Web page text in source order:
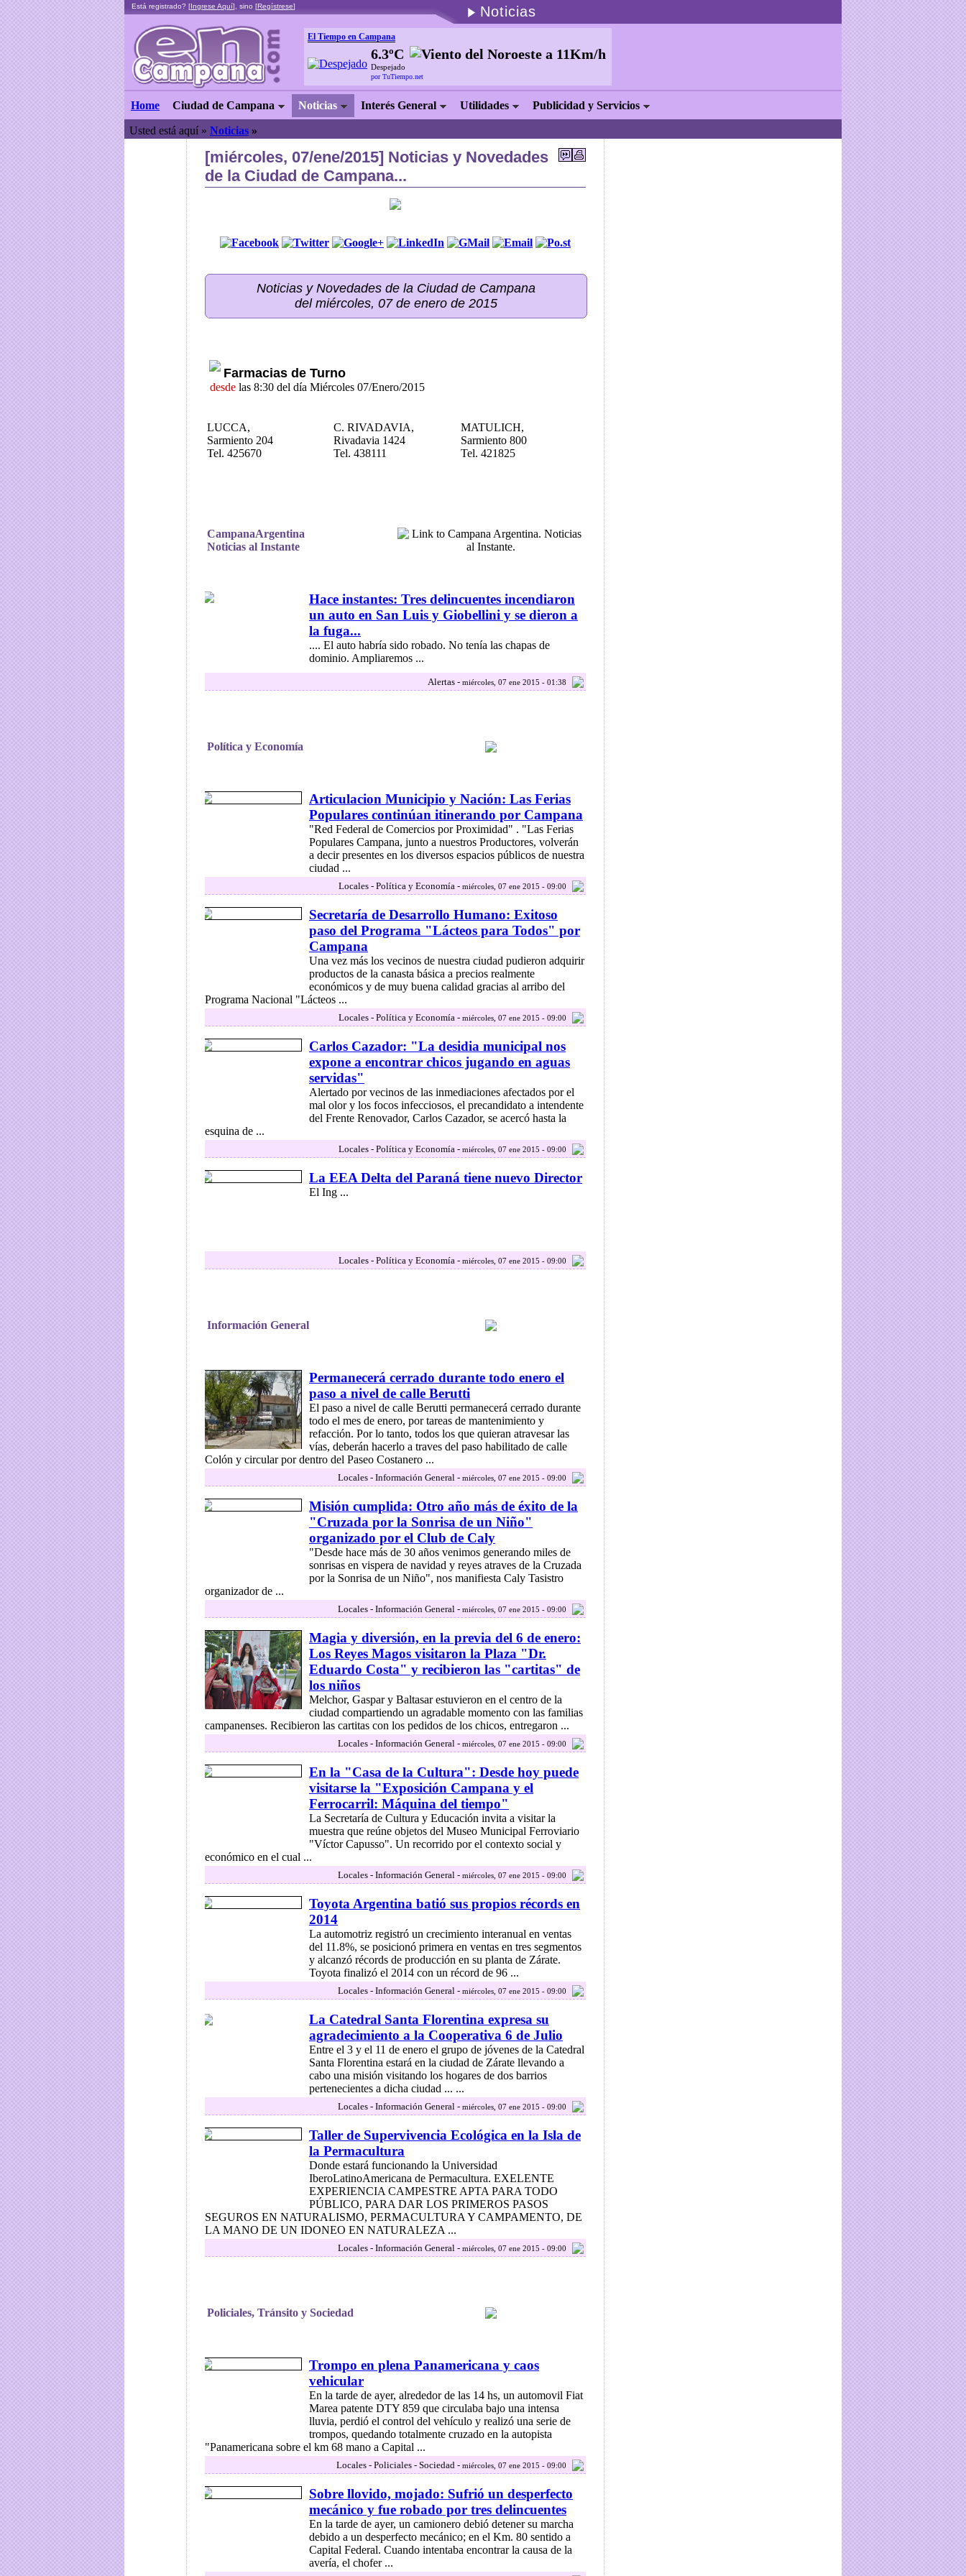
Está registrado? [Ingrese Aquí], sino [Regístrese] Noticias
El Tiempo en Campana
6.3ºC
Despejado
por TuTiempo.net
Home Ciudad de Campana Noticias Interés General Utilidades Publicidad y Servicios
Usted está aquí » Noticias »
[miércoles, 07/ene/2015] Noticias y Novedades
de la Ciudad de Campana...
Noticias y Novedades de la Ciudad de Campana
del miércoles, 07 de enero de 2015
Farmacias de Turno
desde las 8:30 del día Miércoles 07/Enero/2015
LUCCA,
Sarmiento 204
Tel. 425670
C. RIVADAVIA,
Rivadavia 1424
Tel. 438111
MATULICH,
Sarmiento 800
Tel. 421825
CampanaArgentina
Noticias al Instante
Hace instantes: Tres delincuentes incendiaron
un auto en San Luis y Giobellini y se dieron a
la fuga...
.... El auto habría sido robado. No tenía las chapas de
dominio. Ampliaremos ...
Alertas - miércoles, 07 ene 2015 - 01:38
Política y Economía
Articulacion Municipio y Nación: Las Ferias
Populares continúan itinerando por Campana
"Red Federal de Comercios por Proximidad" . "Las Ferias
Populares Campana, junto a nuestros Productores, volverán
a decir presentes en los diversos espacios públicos de nuestra
ciudad ...
Locales - Política y Economía - miércoles, 07 ene 2015 - 09:00
Secretaría de Desarrollo Humano: Exitoso
paso del Programa "Lácteos para Todos" por
Campana
Una vez más los vecinos de nuestra ciudad pudieron adquirir
productos de la canasta básica a precios realmente
económicos y de muy buena calidad gracias al arribo del
Programa Nacional "Lácteos ...
Locales - Política y Economía - miércoles, 07 ene 2015 - 09:00
Carlos Cazador: "La desidia municipal nos
expone a encontrar chicos jugando en aguas
servidas"
Alertado por vecinos de las inmediaciones afectados por el
mal olor y los focos infecciosos, el precandidato a intendente
del Frente Renovador, Carlos Cazador, se acercó hasta la
esquina de ...
Locales - Política y Economía - miércoles, 07 ene 2015 - 09:00
La EEA Delta del Paraná tiene nuevo Director
El Ing ...
Locales - Política y Economía - miércoles, 07 ene 2015 - 09:00
Información General
Permanecerá cerrado durante todo enero el
paso a nivel de calle Berutti
El paso a nivel de calle Berutti permanecerá cerrado durante
todo el mes de enero, por tareas de mantenimiento y
refacción. Por lo tanto, todos los que quieran atravesar las
vías, deberán hacerlo a traves del paso habilitado de calle
Colón y circular por dentro del Paseo Costanero ...
Locales - Información General - miércoles, 07 ene 2015 - 09:00
Misión cumplida: Otro año más de éxito de la
"Cruzada por la Sonrisa de un Niño"
organizado por el Club de Caly
"Desde hace más de 30 años venimos generando miles de
sonrisas en vispera de navidad y reyes atraves de la Cruzada
por la Sonrisa de un Niño", nos manifiesta Caly Tasistro
organizador de ...
Locales - Información General - miércoles, 07 ene 2015 - 09:00
Magia y diversión, en la previa del 6 de enero:
Los Reyes Magos visitaron la Plaza "Dr.
Eduardo Costa" y recibieron las "cartitas" de
los niños
Melchor, Gaspar y Baltasar estuvieron en el centro de la
ciudad compartiendo un agradable momento con las familias
campanenses. Recibieron las cartitas con los pedidos de los chicos, entregaron ...
Locales - Información General - miércoles, 07 ene 2015 - 09:00
En la "Casa de la Cultura": Desde hoy puede
visitarse la "Exposición Campana y el
Ferrocarril: Máquina del tiempo"
La Secretaría de Cultura y Educación invita a visitar la
muestra que reúne objetos del Museo Municipal Ferroviario
"Víctor Capusso". Un recorrido por el contexto social y
económico en el cual ...
Locales - Información General - miércoles, 07 ene 2015 - 09:00
Toyota Argentina batió sus propios récords en
2014
La automotriz registró un crecimiento interanual en ventas
del 11.8%, se posicionó primera en ventas en tres segmentos
y alcanzó récords de producción en su planta de Zárate.
Toyota finalizó el 2014 con un récord de 96 ...
Locales - Información General - miércoles, 07 ene 2015 - 09:00
La Catedral Santa Florentina expresa su
agradecimiento a la Cooperativa 6 de Julio
Entre el 3 y el 11 de enero el grupo de jóvenes de la Catedral
Santa Florentina estará en la ciudad de Zárate llevando a
cabo una misión visitando los hogares de dos barrios
pertenecientes a dicha ciudad ... ...
Locales - Información General - miércoles, 07 ene 2015 - 09:00
Taller de Supervivencia Ecológica en la Isla de
la Permacultura
Donde estará funcionando la Universidad
IberoLatinoAmericana de Permacultura. EXELENTE
EXPERIENCIA CAMPESTRE APTA PARA TODO
PÚBLICO, PARA DAR LOS PRIMEROS PASOS
SEGUROS EN NATURALISMO, PERMACULTURA Y CAMPAMENTO, DE
LA MANO DE UN IDONEO EN NATURALEZA ...
Locales - Información General - miércoles, 07 ene 2015 - 09:00
Policiales, Tránsito y Sociedad
Trompo en plena Panamericana y caos
vehicular
En la tarde de ayer, alrededor de las 14 hs, un automovil Fiat
Marea patente DTY 859 que circulaba bajo una intensa
lluvia, perdió el control del vehículo y realizó una serie de
trompos, quedando totalmente cruzado en la autopista
"Panamericana sobre el km 68 mano a Capital ...
Locales - Policiales - Sociedad - miércoles, 07 ene 2015 - 09:00
Sobre llovido, mojado: Sufrió un desperfecto
mecánico y fue robado por tres delincuentes
En la tarde de ayer, un camionero debió detener su marcha
debido a un desperfecto mecánico; en el Km. 80 sentido a
Capital Federal. Cuando intentaba encontrar la causa de la
avería, el chofer ...